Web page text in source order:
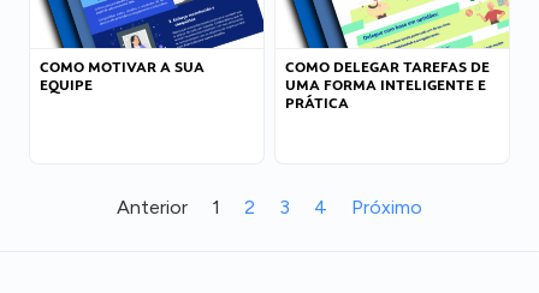
COMO MOTIVAR A SUA
EQUIPE
COMO DELEGAR TAREFAS DE
UMA FORMA INTELIGENTE E
PRÁTICA
Anterior 1 2 3 4 Próximo